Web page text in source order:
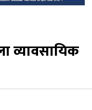
व्यावसायिक